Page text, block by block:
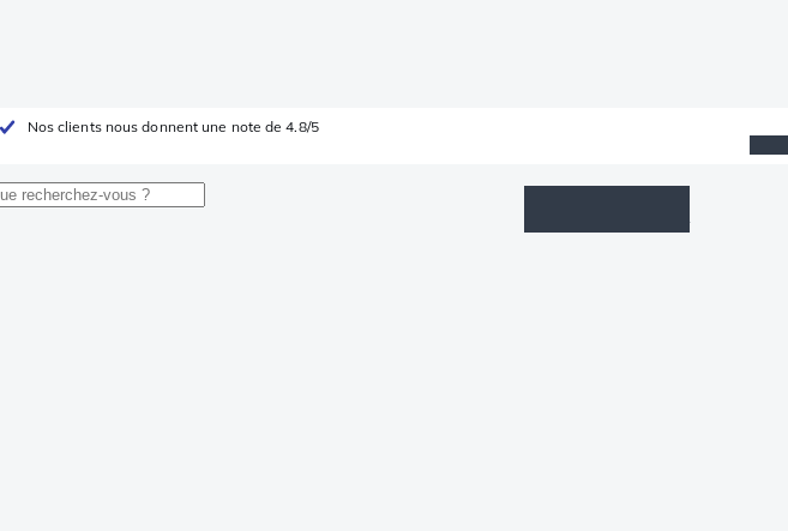
Nos clients nous donnent une note de 4.8/5